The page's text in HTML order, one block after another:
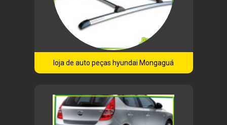
loja de auto peças hyundai Mongaguá